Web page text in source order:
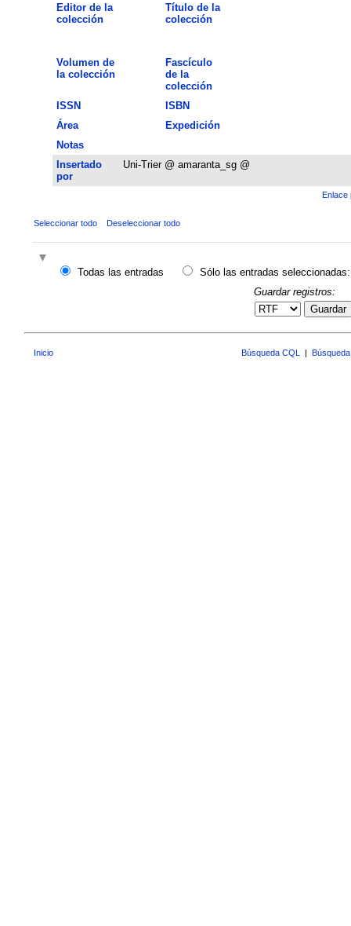
Editor de la
colección
Título de la
colección
Volumen de
la colección
Fascículo
de la
colección
ISSN
ISBN
Área
Expedición
Notas
Insertado
por
Uni-Trier @ amaranta_sg @
Enlace
Seleccionar todo Deseleccionar todo
Todas las entradas
Sólo las entradas seleccionadas:
Guardar registros:
Guardar
Inicio Búsqueda CQL